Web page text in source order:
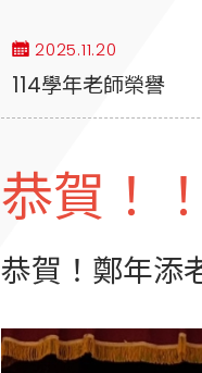
2025.11.20
114學年老師榮譽
恭賀！
恭賀！鄭年添